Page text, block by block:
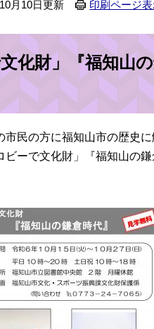
月10日更新 印刷ページ
化財」『福知山
民の方に福知山市の歴史
ーで文化財」『福知山の鎌